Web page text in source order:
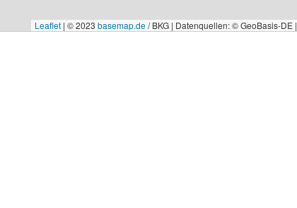
Leaflet | © 2023 basemap.de/ BKG | Datenquellen: © GeoBasis-DE |